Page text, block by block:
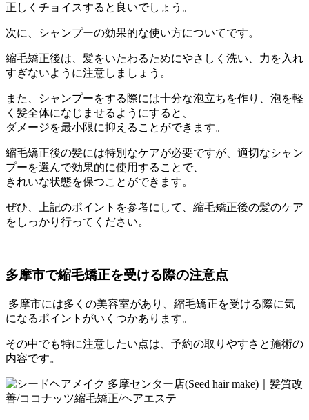
正しくチョイスすると良いでしょう。
次に、シャンプーの効果的な使い方についてです。
縮毛矯正後は、 髪をいたわるためにやさしく洗い、 力を入れ
すぎないように注意しましょう。
また、 シャンプーをする際には十分な泡立ちを作り、 泡を軽
く髪全体になじませるようにすると、
ダメージを最小限に抑えることができます。
縮毛矯正後の髪には特別なケアが必要ですが、 適切なシャン
プーを選んで効果的に使用することで、
きれいな状態を保つことができます。
ぜひ、 上記のポイントを参考にして、 縮毛矯正後の髪のケア
をしっかり行ってください。
多摩市で縮毛矯正を受ける際の注意点
多摩市には多くの美容室があり、 縮毛矯正を受ける際に気
になるポイントがいくつかあります。
その中でも特に注意したい点は、 予約の取りやすさと施術の
内容です。